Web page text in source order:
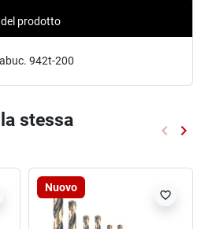
prodotto
942t-200
stessa
keyboard_arrow_left keyboard_arrow_right
Nuovo
favorite_border